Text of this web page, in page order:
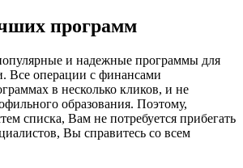
программ
и надежные программы для
Все операции с финансами
в несколько кликов, и не
образования. Поэтому,
списка, Вам не потребуется прибегать
Вы справитесь со всем